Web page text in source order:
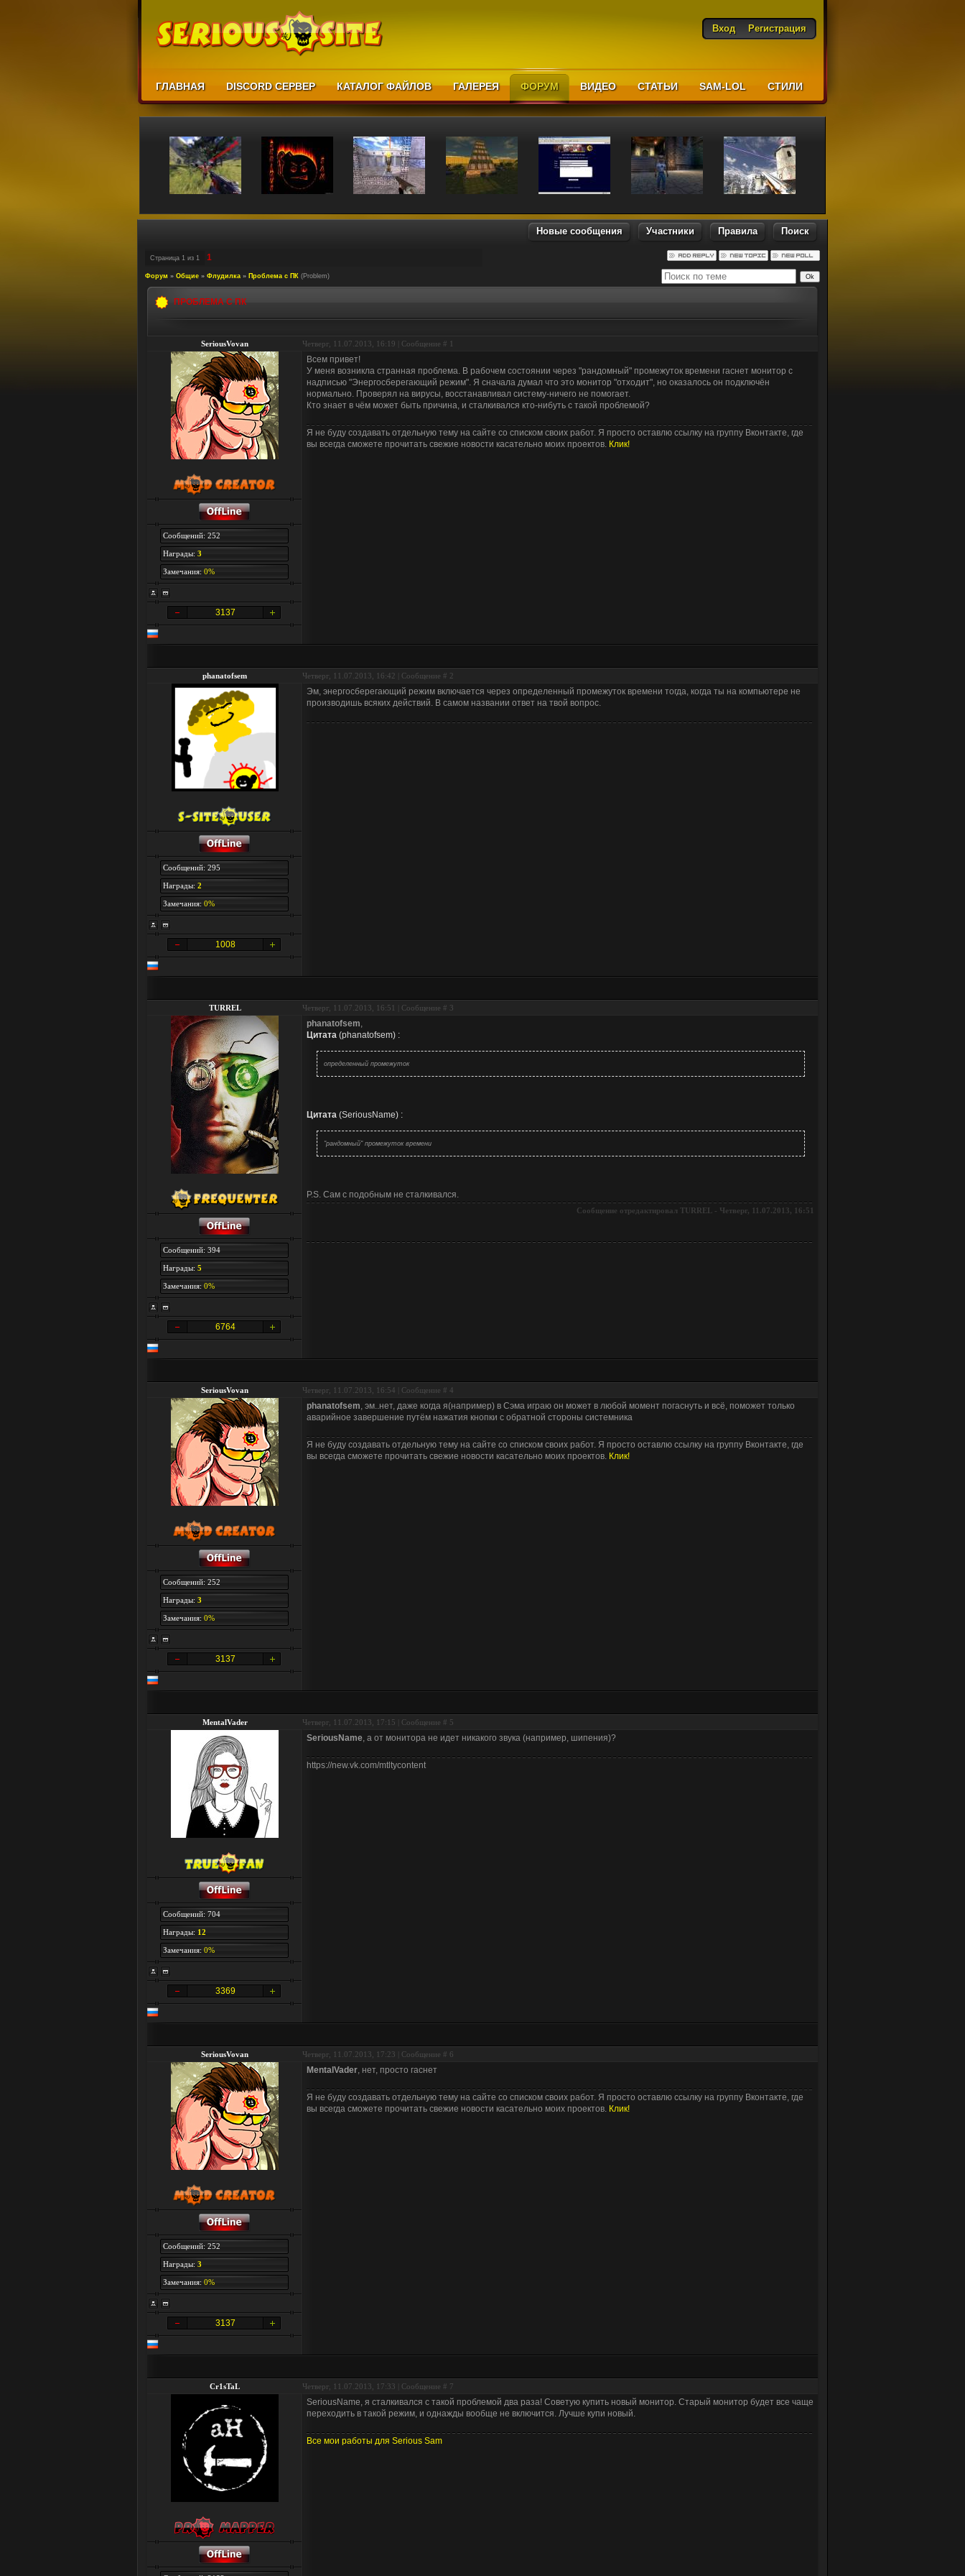
Вход Регистрация
ГЛАВНАЯ DISCORD СЕРВЕР КАТАЛОГ ФАЙЛОВ ГАЛЕРЕЯ ФОРУМ ВИДЕО СТАТЬИ SAM-LOL CТИЛИ
Новые сообщения Участники Правила Поиск
Страница 1 из 1 1
Форум » Общие » Флудилка » Проблема с ПК (Problem)
ПРОБЛЕМА С ПК
SeriousVovan Четверг, 11.07.2013, 16:19 | Сообщение # 1
Сообщений: 252
Награды: 3
Замечания: 0%
3137
Всем привет!
У меня возникла странная проблема. В рабочем состоянии через "рандомный" промежуток времени гаснет монитор с
надписью "Энергосберегающий режим". Я сначала думал что это монитор "отходит", но оказалось он подключён
нормально. Проверял на вирусы, восстанавливал систему-ничего не помогает.
Кто знает в чём может быть причина, и сталкивался кто-нибуть с такой проблемой?
Я не буду создавать отдельную тему на сайте со списком своих работ. Я просто оставлю ссылку на группу Вконтакте, где
вы всегда сможете прочитать свежие новости касательно моих проектов. Клик!
phanatofsem Четверг, 11.07.2013, 16:42 | Сообщение # 2
Сообщений: 295
Награды: 2
Замечания: 0%
1008
Эм, энергосберегающий режим включается через определенный промежуток времени тогда, когда ты на компьютере не
производишь всяких действий. В самом названии ответ на твой вопрос.
TURREL Четверг, 11.07.2013, 16:51 | Сообщение # 3
Сообщений: 394
Награды: 5
Замечания: 0%
6764
phanatofsem,
Цитата (phanatofsem) :
определенный промежуток
Цитата (SeriousName) :
"рандомный" промежуток времени
P.S. Сам с подобным не сталкивался.
Сообщение отредактировал TURREL - Четверг, 11.07.2013, 16:51
SeriousVovan Четверг, 11.07.2013, 16:54 | Сообщение # 4
Сообщений: 252
Награды: 3
Замечания: 0%
3137
phanatofsem, эм..нет, даже когда я(например) в Сэма играю он может в любой момент погаснуть и всё, поможет только
аварийное завершение путём нажатия кнопки с обратной стороны системника
Я не буду создавать отдельную тему на сайте со списком своих работ. Я просто оставлю ссылку на группу Вконтакте, где
вы всегда сможете прочитать свежие новости касательно моих проектов. Клик!
MentalVader Четверг, 11.07.2013, 17:15 | Сообщение # 5
Сообщений: 704
Награды: 12
Замечания: 0%
3369
SeriousName, а от монитора не идет никакого звука (например, шипения)?
https://new.vk.com/mtltycontent
SeriousVovan Четверг, 11.07.2013, 17:23 | Сообщение # 6
Сообщений: 252
Награды: 3
Замечания: 0%
3137
MentalVader, нет, просто гаснет
Я не буду создавать отдельную тему на сайте со списком своих работ. Я просто оставлю ссылку на группу Вконтакте, где
вы всегда сможете прочитать свежие новости касательно моих проектов. Клик!
Cr1sTaL Четверг, 11.07.2013, 17:33 | Сообщение # 7
SeriousName, я сталкивался с такой проблемой два раза! Советую купить новый монитор. Старый монитор будет все чаще
переходить в такой режим, и однажды вообще не включится. Лучше купи новый.
Все мои работы для Serious Sam